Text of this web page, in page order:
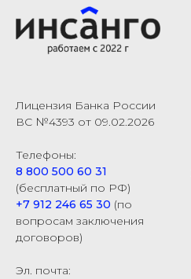
Лицензия Банка России
ВС №4393 от 09.02.2026
Телефоны:
8 800 500 60 31
(бесплатный по РФ)
+7 912 246 65 30 (по
вопросам заключения
договоров)
Эл. почта: